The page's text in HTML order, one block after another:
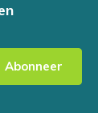
Abonneer